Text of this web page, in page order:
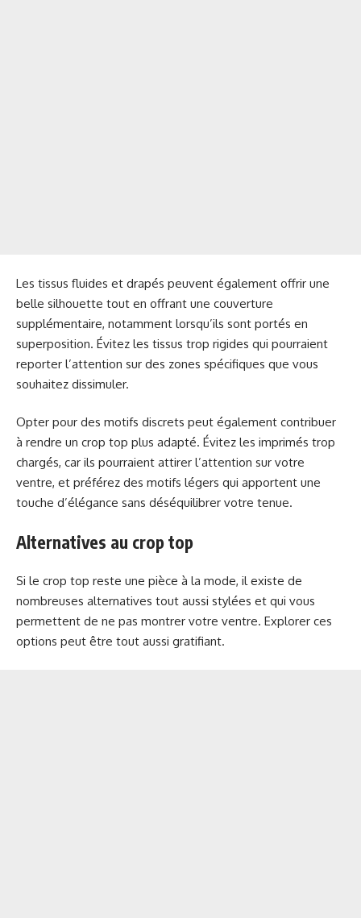
Les tissus fluides et drapés peuvent également offrir une
belle silhouette tout en offrant une couverture
supplémentaire, notamment lorsqu’ils sont portés en
superposition. Évitez les tissus trop rigides qui pourraient
reporter l’attention sur des zones spécifiques que vous
souhaitez dissimuler.
Opter pour des motifs discrets peut également contribuer
à rendre un crop top plus adapté. Évitez les imprimés trop
chargés, car ils pourraient attirer l’attention sur votre
ventre, et préférez des motifs légers qui apportent une
touche d’élégance sans déséquilibrer votre tenue.
Alternatives au crop top
Si le crop top reste une pièce à la mode, il existe de
nombreuses alternatives tout aussi stylées et qui vous
permettent de ne pas montrer votre ventre. Explorer ces
options peut être tout aussi gratifiant.